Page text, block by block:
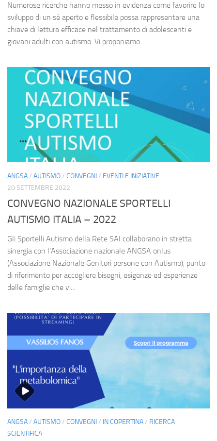
Numerose ricerche hanno messo in evidenza come favorire lo
sviluppo di un sé aperto e flessibile possa rappresentare una
chiave di lettura efficace nel trattamento di adolescenti e
giovani adulti con autismo. Vi proponiamo...
ANGSA/ AUTISMO/ CONVEGNI/ EVENTI E INIZIATIVE
20 SETTEMBRE 2022
CONVEGNO NAZIONALE SPORTELLI
AUTISMO ITALIA – 2022
Gli Sportelli Autismo della Rete SAI collaborano in stretta
sinergia con l’Associazione nazionale ANGSA onlus
(Associazione Nazionale Genitori persone con Autismo), punto
di riferimento per accogliere bisogni, esigenze ed esperienze
delle famiglie che vi...
ANGSA/ AUTISMO/ CONVEGNI/ IN COPERTINA/ RICERCA
SCIENTIFICA